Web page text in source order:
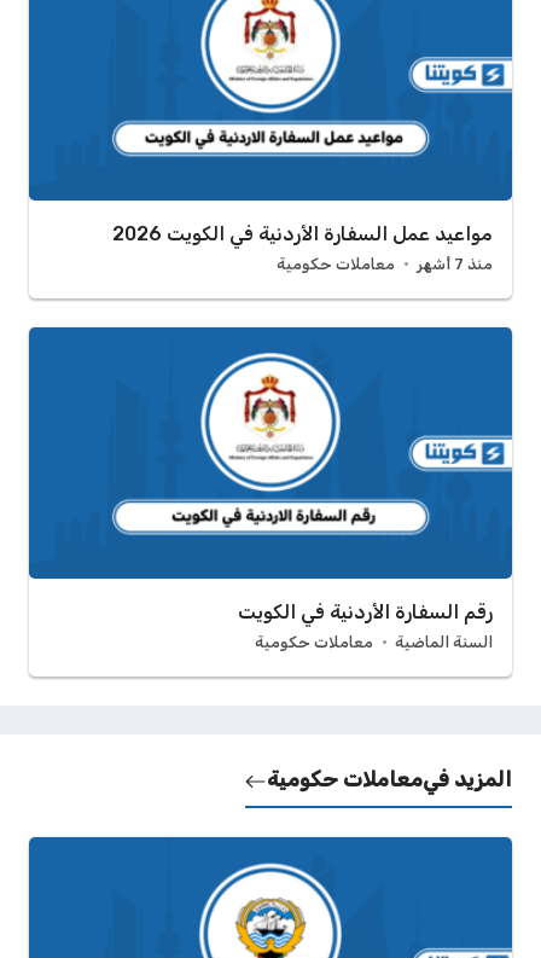
مواعيد عمل السفارة الأردنية في الكويت 2026
منذ 7 أشهر معاملات حكومية
رقم السفارة الأردنية في الكويت
السنة الماضية معاملات حكومية
المزيد فيمعاملات حكومية